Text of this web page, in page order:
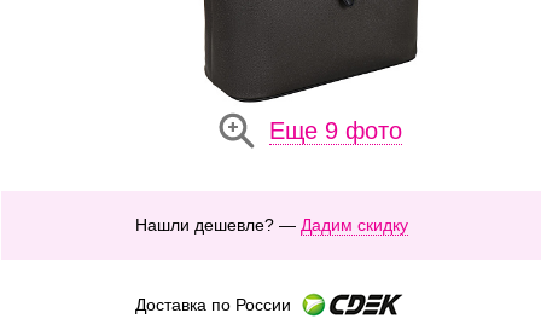
Еще 9 фото
Нашли дешевле? — Дадим скидку
Доставка по России